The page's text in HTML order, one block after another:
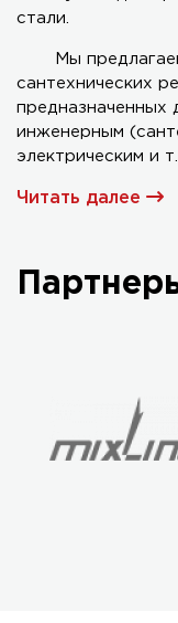
стали.
Мы
сантехнических
предназначенных
инженерным
электрическим и
Читать далее